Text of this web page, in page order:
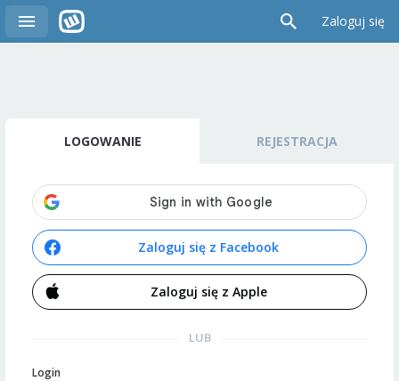
Zaloguj się
LOGOWANIE REJESTRACJA
Zaloguj się z Facebook
Zaloguj się z Apple
LUB
Login